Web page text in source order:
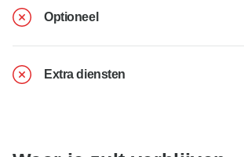
Optioneel
Extra diensten